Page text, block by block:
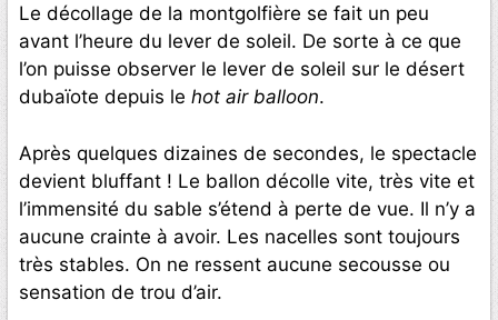
Le décollage de la montgolfière se fait un peu
avant l’heure du lever de soleil. De sorte à ce que
l’on puisse observer le lever de soleil sur le désert
dubaïote depuis le hot air balloon.
Après quelques dizaines de secondes, le spectacle
devient bluffant ! Le ballon décolle vite, très vite et
l’immensité du sable s’étend à perte de vue. Il n’y a
aucune crainte à avoir. Les nacelles sont toujours
très stables. On ne ressent aucune secousse ou
sensation de trou d’air.